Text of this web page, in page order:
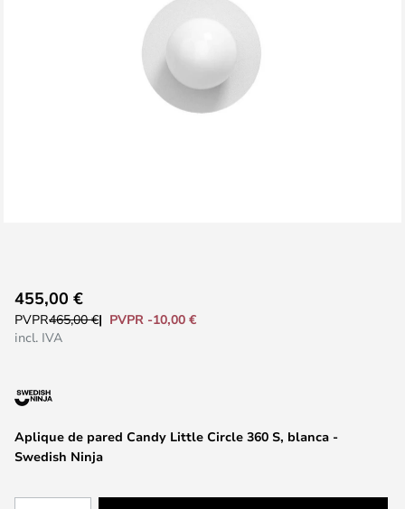
al
comienzo
galería
imágenes
Aplique de pared Candy Little Circle 360 S, blanca -
Swedish Ninja
455,00 €
PVPR465,00 €
PVPR -10,00 €
incl. IVA